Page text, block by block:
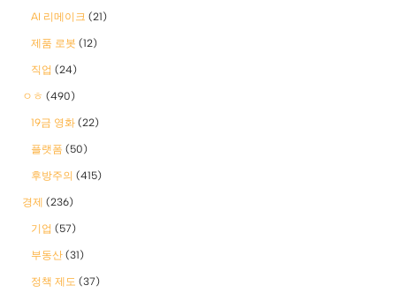
AI 리메이크 (21)
제품 로봇 (12)
직업 (24)
ㅇㅎ (490)
19금 영화 (22)
플랫폼 (50)
후방주의 (415)
경제 (236)
기업 (57)
부동산 (31)
정책 제도 (37)